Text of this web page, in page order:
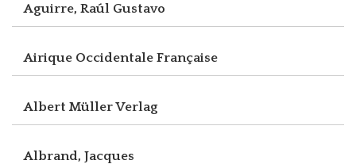
Aguirre, Raúl Gustavo
Airique Occidentale Française
Albert Müller Verlag
Albrand, Jacques